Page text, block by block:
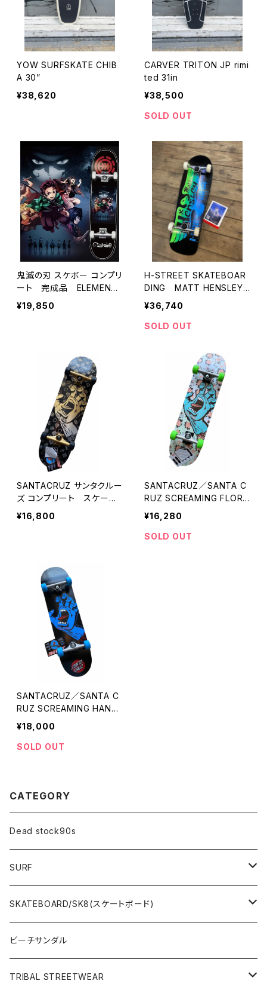
YOW SURFSKATE CHIB
A 30”
¥38,620
CARVER TRITON JP rimi
ted 31in
¥38,500
SOLD OUT
鬼滅の刃 スケボー コンプリ
ート 完成品 ELEMENT
KIMETSU【2021年秋冬モ
デル】全米大人気 鬼滅の
¥19,850
H-STREET SKATEBOAR
DING MATT HENSLEY
KINGSIZE EAGLE コンプ
リート 完成品
¥36,740
SOLD OUT
SANTACRUZ サンタクルー
ズ コンプリート スケート
ボード 完成品 SANTA
CRUZ SCREAMING FLOR
¥16,800
SANTACRUZ／SANTA C
RUZ SCREAMING FLORA
L DECAY HAND FULL フ
ローラル ディケイ ハンド フ
ル コンプリートセット 8イン
¥16,280
SOLD OUT
SANTACRUZ／SANTA C
RUZ SCREAMING HAND
FULL 8インチ コンプリー
トセット 完成品 サンタク
ルーズ スクリミングハン
¥18,000
SOLD OUT
CATEGORY
Dead stock90s
SURF
WetSuits(ウェットスーツ )
Surf Board(サーフボード )
OTHERS(サーフ小物)
SKATEBOARD/SK8(スケートボード)
CLOTHING(アパレル)
DECK(デッキ)
ビーチサンダル
TRIBAL STREETWEAR